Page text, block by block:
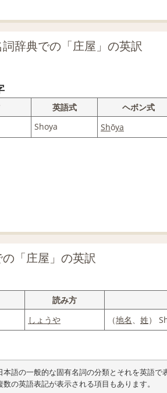
辞典での「庄屋」の英訳
英語式 ヘボン式
Shoya Shōya
「庄屋」の英訳
読み方
しょうや （地名、 姓）
本語の一般的な固有名詞の分類とそれを英語で
の英語表記が表示される項目もあります。